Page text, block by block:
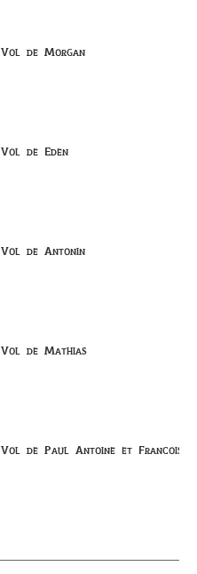
Vol de Morgan
Vol de Eden
Vol de Antonin
Vol de Mathias
Vol de Paul Antoine et Francois